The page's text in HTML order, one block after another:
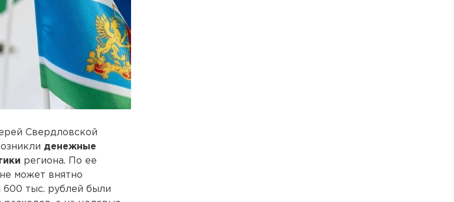
Свердловской
денежные
региона. По ее
может внятно
600 тыс. рублей были